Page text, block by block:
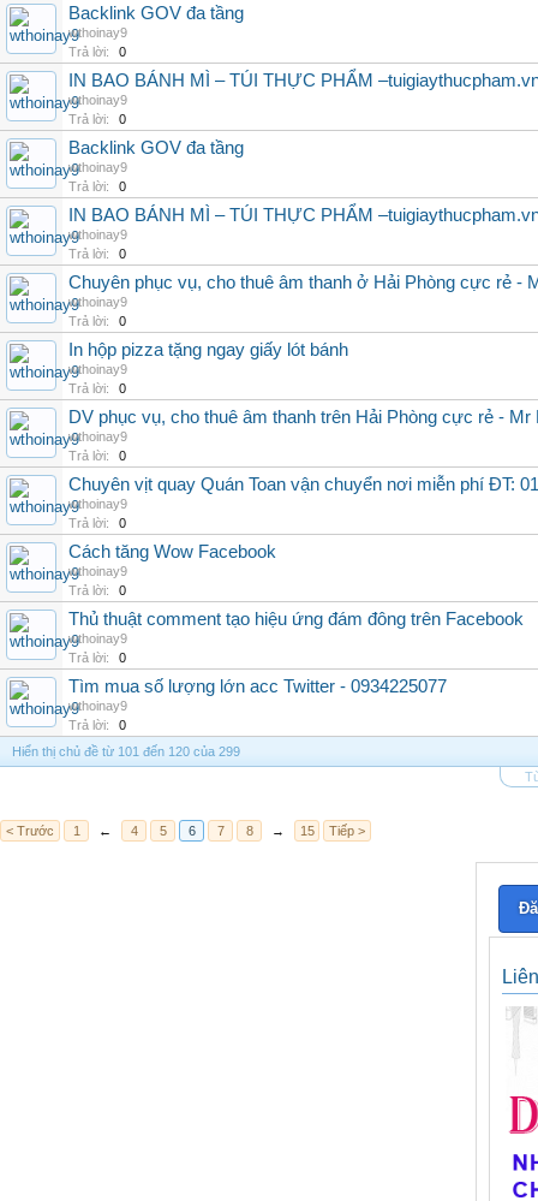
Backlink GOV đa tầng
wthoinay9
Trả lời:
0
IN BAO BÁNH MÌ – TÚI THỰC PHẨM
wthoinay9
Trả lời:
0
Backlink GOV đa tầng
wthoinay9
Trả lời:
0
IN BAO BÁNH MÌ – TÚI THỰC PHẨM
wthoinay9
Trả lời:
0
Chuyên phục vụ, cho thuê âm thanh ở Hải Phòng cực rẻ -
wthoinay9
Trả lời:
0
In hộp pizza tặng ngay giấy lót bánh
wthoinay9
Trả lời:
0
DV phục vụ, cho thuê âm thanh trên Hải Phòng cực rẻ - Mr
wthoinay9
Trả lời:
0
Chuyên vịt quay Quán Toan vận chuyển nơi miễn phí ĐT:
wthoinay9
Trả lời:
0
Cách tăng Wow Facebook
wthoinay9
Trả lời:
0
Thủ thuật comment tạo hiệu ứng đám đông trên Facebook
wthoinay9
Trả lời:
0
Tìm mua số lượng lớn acc Twitter - 0934225077
wthoinay9
Trả lời:
0
Hiển thị chủ đề từ 101 đến 120 của 299
< Trước 1 ← 4 5 6 7 8 → 15 Tiếp >